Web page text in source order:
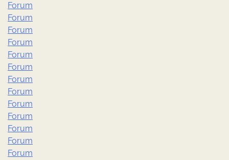
Forum
Forum
Forum
Forum
Forum
Forum
Forum
Forum
Forum
Forum
Forum
Forum
Forum